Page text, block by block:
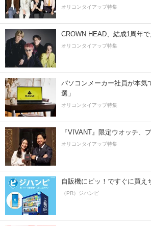
オリコンタイアップ特集
CROWN HEAD、結成1周年
オリコンタイアップ特集
パソコンメーカー社員が本気
選」
オリコンタイアップ特集
『VIVANT』限定ウオッチ、
オリコンタイアップ特集
自販機にピッ！ですぐに買え
（PR）ジハンピ